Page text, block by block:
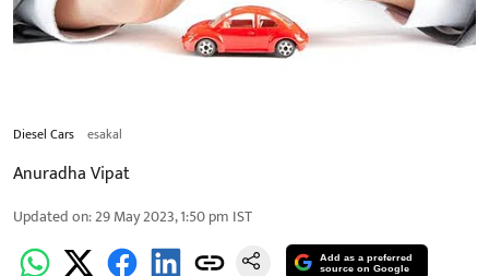
Diesel Cars esakal
Anuradha Vipat
Updated on:29 May 2023, 1:50 pm IST
Add as a preferred
source on Google